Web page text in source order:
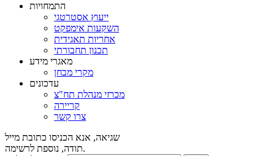
התמחויות
ייעוץ אסטרטגי
השקעות אימפקט
אחריות תאגידית
תכנון תחבורתי
מאגרי מידע
מקרי מבחן
עדכונים
מכרזי מנהלת תח"צ
קריירה
צרו קשר
שגיאה, אנא הכניסו כתובת מייל
תודה, נוספת לרשימה.